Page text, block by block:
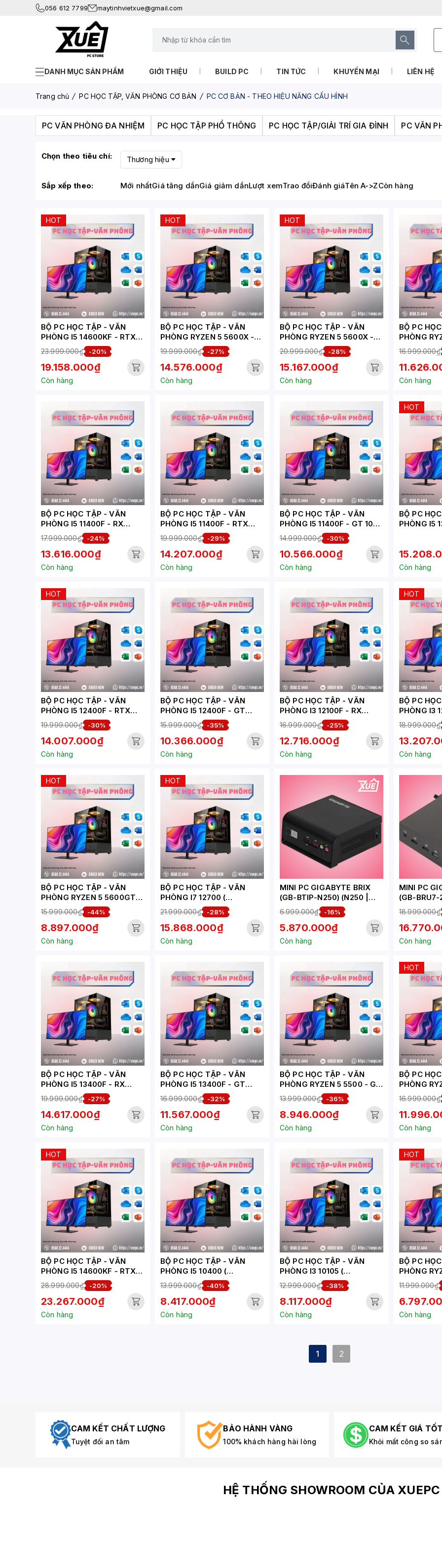
056 612 7799 maytinhvietxue@gmail.com
DANH MỤC SẢN PHẨM GIỚI THIỆU BUILD PC TIN TỨC KHUYẾN MẠI LIÊN HỆ
Trang chủ PC HỌC TẬP, VĂN PHÒNG CƠ BẢN PC CƠ BẢN - THEO HIỆU NĂNG CẤU HÌNH
PC VĂN PHÒNG ĐA NHIỆM PC HỌC TẬP PHỔ THÔNG PC HỌC TẬP/GIẢI TRÍ GIA ĐÌNH PC VĂN
Chọn theo tiêu chí: Thương hiệu
Sắp xếp theo: Mới nhấtGiá tăng dầnGiá giảm dầnLượt xemTrao đổiĐánh giáTên A->ZCòn hàng
HOT
BỘ PC HỌC TẬP - VĂN
PHÒNG I5 14600KF - RTX
3050 6GB (XUEPC034-HV)
23.999.000₫ -20%
19.158.000₫
Còn hàng
HOT
BỘ PC HỌC TẬP - VĂN
PHÒNG RYZEN 5 5600X -
RX 6500XT 4GB (
XUEPC279-HV)
19.999.000₫ -27%
14.576.000₫
Còn hàng
HOT
BỘ PC HỌC TẬP - VĂN
PHÒNG RYZEN 5 5600X -
RTX 3050 6GB (
XUEPC203-HV)
20.999.000₫ -28%
15.167.000₫
Còn hàng
BỘ PC HỌC
PHÒNG
GT 1030 (
16.999.000₫
Còn hàng
BỘ PC HỌC TẬP - VĂN
PHÒNG I5 11400F - RX
6500XT 4GB ( XUEPC327-
HV)
17.999.000₫ -24%
13.616.000₫
Còn hàng
BỘ PC HỌC TẬP - VĂN
PHÒNG I5 11400F - RTX
3050 6GB ( XUEPC002-HV)
19.999.000₫ -29%
14.207.000₫
Còn hàng
BỘ PC HỌC TẬP - VĂN
PHÒNG I5 11400F - GT 1030
( XUEPC001-HV)
14.999.000₫ -30%
10.566.000₫
Còn hàng
HOT
BỘ PC HỌC
PHÒNG I5
Còn hàng
HOT
BỘ PC HỌC TẬP - VĂN
PHÒNG I5 12400F - RTX
3050 6GB ( XUEPC004-HV)
19.999.000₫ -30%
14.007.000₫
Còn hàng
BỘ PC HỌC TẬP - VĂN
PHÒNG I5 12400F - GT
1030 ( XUEPC003-HV)
15.999.000₫ -35%
10.366.000₫
Còn hàng
BỘ PC HỌC TẬP - VĂN
PHÒNG I3 12100F - RX
6500XT 4GB (XUEPC276-
HV)
16.999.000₫ -25%
12.716.000₫
Còn hàng
HOT
BỘ PC HỌC
PHÒNG I3
3050 6GB (
18.999.000₫
Còn hàng
HOT
BỘ PC HỌC TẬP - VĂN
PHÒNG RYZEN 5 5600GT (
XUEPC271-HV)
15.999.000₫ -44%
8.897.000₫
Còn hàng
HOT
BỘ PC HỌC TẬP - VĂN
PHÒNG I7 12700 (
XUEPC268-HV)
21.999.000₫ -28%
15.868.000₫
Còn hàng
MINI PC GIGABYTE BRIX
(GB-BTIP-N250) (N250 |
1XD5-4800 | 1X NVME/1X
SATA | 1XHDMI | WIFI |
BLUETOOTH | 1XLAN |
VESA | NOOS | ĐEN)
6.999.000₫ -16%
5.870.000₫
Còn hàng
MINI PC
(GB-BRU7-
255H |
2XNVME |
1XUSB4 |
VESA |
18.999.000₫
Còn hàng
BỘ PC HỌC TẬP - VĂN
PHÒNG I5 13400F - RX
6500XT 4GB ( XUEPC324-
HV)
19.999.000₫ -27%
14.617.000₫
Còn hàng
BỘ PC HỌC TẬP - VĂN
PHÒNG I5 13400F - GT
1030 ( XUEPC277-HV)
16.999.000₫ -32%
11.567.000₫
Còn hàng
BỘ PC HỌC TẬP - VĂN
PHÒNG RYZEN 5 5500 - GT
1030 ( XUEPC190-HV)
13.999.000₫ -36%
8.946.000₫
Còn hàng
HOT
BỘ PC HỌC
PHÒNG
6500XT
HV)
16.999.000₫
Còn hàng
HOT
BỘ PC HỌC TẬP - VĂN
PHÒNG I5 14600KF - RTX
5060 8GB (XUEPC038-HV)
28.999.000₫ -20%
23.267.000₫
Còn hàng
BỘ PC HỌC TẬP - VĂN
PHÒNG I5 10400 (
XUEPC273-HV)
13.999.000₫ -40%
8.417.000₫
Còn hàng
BỘ PC HỌC TẬP - VĂN
PHÒNG I3 10105 (
XUEPC272-HV)
12.999.000₫ -38%
8.117.000₫
Còn hàng
HOT
BỘ PC HỌC
PHÒNG
11.999.000₫
Còn hàng
1 2
CAM KẾT CHẤT LƯỢNG
Tuyệt đối an tâm
BẢO HÀNH VÀNG
100% khách hàng hài lòng
CAM KẾT GIÁ
Khỏi mất công so
HỆ THỐNG SHOWROOM CỦA XUEPC